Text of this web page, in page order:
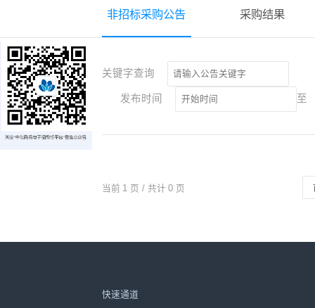
非招标采购公告 采购结果
关键字查询
发布时间 至
当前 1 页 / 共计 0 页
快速通道